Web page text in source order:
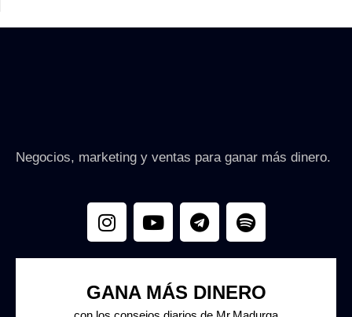
Negocios, marketing y ventas para ganar más dinero.
GANA MÁS DINERO